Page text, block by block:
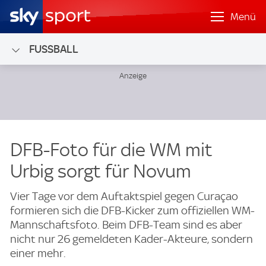
Menü
FUSSBALL
DFB-Foto für die WM mit
Urbig sorgt für Novum
Vier Tage vor dem Auftaktspiel gegen Curaçao
formieren sich die DFB-Kicker zum offiziellen WM-
Mannschaftsfoto. Beim DFB-Team sind es aber
nicht nur 26 gemeldeten Kader-Akteure, sondern
einer mehr.